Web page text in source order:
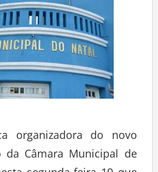
organizadora do novo
da Câmara Municipal de